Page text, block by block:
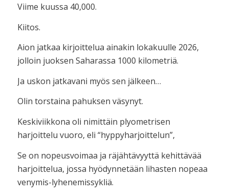
Viime kuussa 40,000.
Kiitos.
Aion jatkaa kirjoittelua ainakin lokakuulle 2026,
jolloin juoksen Saharassa 1000 kilometriä.
Ja uskon jatkavani myös sen jälkeen…
Olin torstaina pahuksen väsynyt.
Keskiviikkona oli nimittäin plyometrisen
harjoittelu vuoro, eli “hyppyharjoittelun”,
Se on nopeusvoimaa ja räjähtävyyttä kehittävää
harjoittelua, jossa hyödynnetään lihasten nopeaa
venymis-lyhenemissykliä.